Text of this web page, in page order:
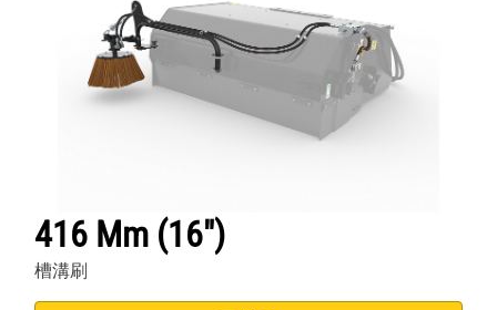
416 Mm (16")
槽溝刷